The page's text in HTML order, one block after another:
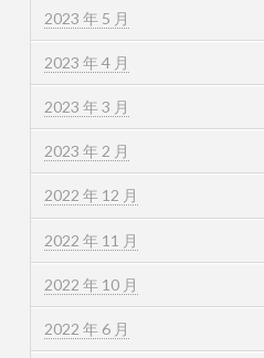
2023 年 5 月
2023 年 4 月
2023 年 3 月
2023 年 2 月
2022 年 12 月
2022 年 11 月
2022 年 10 月
2022 年 6 月